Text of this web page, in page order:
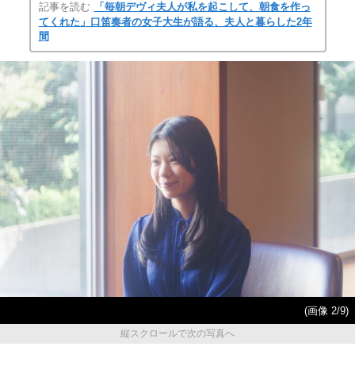
記事を読む
「毎朝デヴィ夫人が私を起こして、朝食を作っ
てくれた」口笛奏者の女子大生が語る、夫人と暮らした2年
間
(画像 2/9)
縦スクロールで次の写真へ